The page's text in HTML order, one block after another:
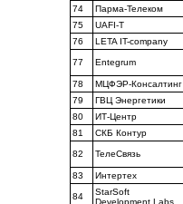
74
Парма-Телеком
75
UAFI-T
76
LETA IT-company
77 Entegrum
78 МЦФЭР-Консалтинг
79
ГВЦ Энергетики
80
ИТ-Центр
81
СКБ Контур
82 ТелеСвязь
83 Интертех
84
StarSoft
Development Labs